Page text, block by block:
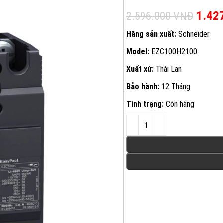
2.596.000VNĐ Giá
Hãng sản xuất: Schneider
Model: EZC100H2100
Xuất xứ: Thái Lan
Bảo hành: 12 Tháng
Tình trạng: Còn hàng